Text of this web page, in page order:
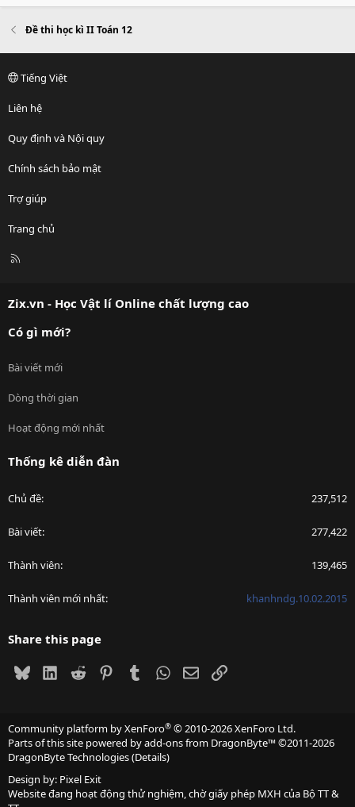
Đề thi học kì II Toán 12
Tiếng Việt
Liên hệ
Quy định và Nội quy
Chính sách bảo mật
Trợ giúp
Trang chủ
R
Zix.vn - Học Vật lí Online chất lượng cao
Có gì mới?
Bài viết mới
Dòng thời gian
Hoạt động mới nhất
Thống kê diễn đàn
Chủ đề 237,512
Bài viết 277,422
Thành viên 139,465
Thành viên mới nhất khanhndg.10.02.2015
Share this page
BlueskyLinkedIn
Reddit PinterestTumblrWhatsApp
EmailLink
Community platform by XenForo® © 2010-2026 XenForo Ltd.
Parts of this site powered byadd-ons from DragonByte™©2011-2026
DragonByte Technologies(Details)
Design by: Pixel Exit
Website đang hoạt động thử nghiệm, chờ giấy phép MXH của Bộ TT &